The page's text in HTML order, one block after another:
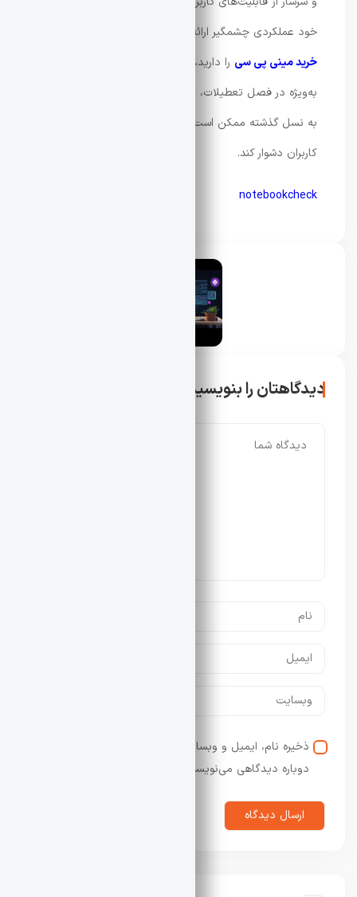
خود عملکردی چشمگیر ارائه می‌دهد. با این حال، اگر قصد
خرید مینی پی سی را دارید، باید آماده پرداخت هزینه‌ای بالا،
به‌ویژه در فصل تعطیلات، باشید. افزایش قیمت شدید نسبت
به نسل گذشته ممکن است تصمیم‌گیری را برای بسیاری از
کاربران دشوار کند.
notebookcheck
دیدگاهتان را بنویسید
ذخیره نام، ایمیل و وبسایت من در مرورگر برای زمانی که
دوباره دیدگاهی می‌نویسم.